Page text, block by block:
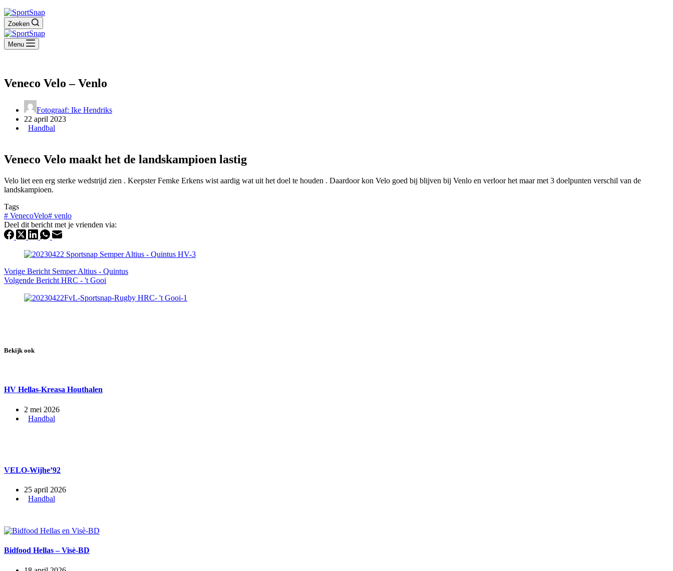
Zoeken
Menu
Veneco Velo – Venlo
Fotograaf: Ike Hendriks
22 april 2023
Handbal
Veneco Velo maakt het de landskampioen lastig
Velo liet een erg sterke wedstrijd zien . Keepster Femke Erkens wist aardig wat uit het doel te houden . Daardoor kon Velo goed bij blijven bij Venlo en verloor het maar met 3 doelpunten verschil van de
landskampioen.
Tags
# VenecoVelo# venlo
Deel dit bericht met je vrienden via:
Vorige Bericht Semper Altius - Quintus
Volgende Bericht HRC - 't Gooi
Bekijk ook
HV Hellas-Kreasa Houthalen
2 mei 2026
Handbal
VELO-Wijhe’92
25 april 2026
Handbal
Bidfood Hellas – Visè-BD